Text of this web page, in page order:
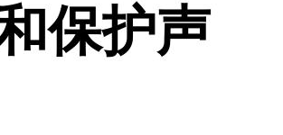
保护声